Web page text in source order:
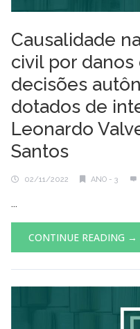
Causalidade
civil por
decisões
dotados de
Leonardo
Santos
02/11/2022 ANO - 3
...
CONTINUE READING →